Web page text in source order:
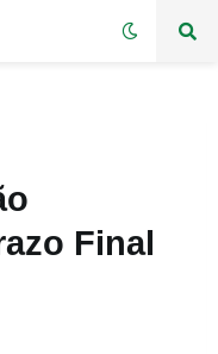
Final